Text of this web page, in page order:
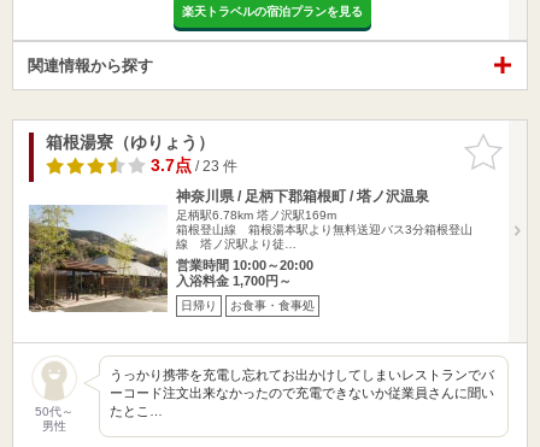
楽天トラベルの宿泊プランを見る
関連情報から探す
お気に入
りに追加
箱根湯寮（ゆりょう）
3.7点/ 23 件
神奈川県 / 足柄下郡箱根町 / 塔ノ沢温泉
足柄駅6.78km 塔ノ沢駅169m
箱根登山線 箱根湯本駅より無料送迎バス3分箱根登山
線 塔ノ沢駅より徒…
営業時間 10:00～20:00
入浴料金 1,700円～
日帰り お食事・食事処
50代～
男性
うっかり携帯を充電し忘れてお出かけしてしまいレストランでバ
ーコード注文出来なかったので充電できないか従業員さんに聞い
たとこ…